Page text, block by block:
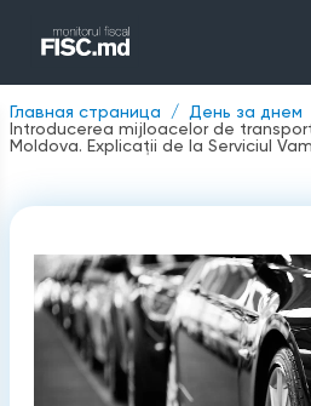
Главная страница День за днем
Introducerea mijloacelor de
Moldova. Explicații de la Serviciul